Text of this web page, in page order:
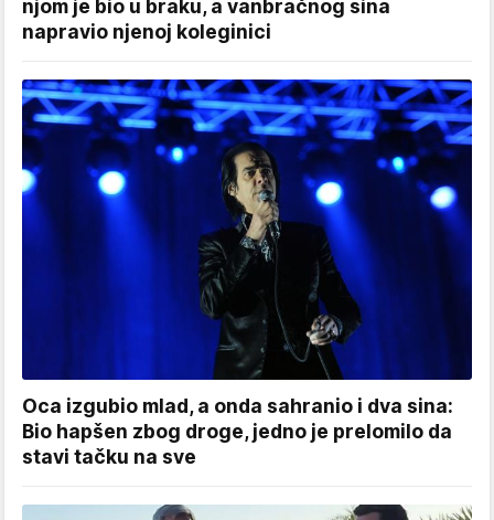
njom je bio u braku, a vanbračnog sina
napravio njenoj koleginici
Oca izgubio mlad, a onda sahranio i dva sina:
Bio hapšen zbog droge, jedno je prelomilo da
stavi tačku na sve